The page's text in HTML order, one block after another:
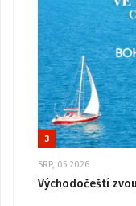
3
SRP, 05 2026
Východočeští